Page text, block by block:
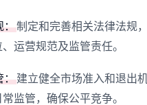
：‌制定和完善相关法律法规
运营规范及监管责任。‌
：‌建立健全市场准入和退出
监管，‌确保公平竞争。‌